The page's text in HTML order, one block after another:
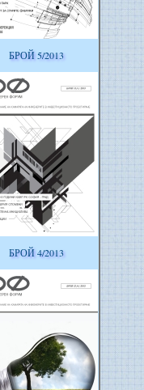
БРОЙ 5/2013
БРОЙ 4/2013